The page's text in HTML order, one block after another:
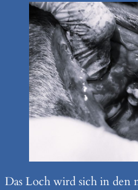
Das Loch wird sich in den